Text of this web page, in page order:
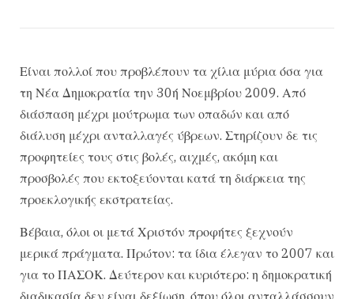
Είναι πολλοί που προβλέπουν τα χίλια μύρια όσα για
τη Νέα Δημοκρατία την 30ή Νοεμβρίου 2009. Από
διάσπαση μέχρι μούτρωμα των οπαδών και από
διάλυση μέχρι ανταλλαγές ύβρεων. Στηρίζουν δε τις
προφητείες τους στις βολές, αιχμές, ακόμη και
προσβολές που εκτοξεύονται κατά τη διάρκεια της
προεκλογικής εκστρατείας.
Βέβαια, όλοι οι μετά Χριστόν προφήτες ξεχνούν
μερικά πράγματα. Πρώτον: τα ίδια έλεγαν το 2007 και
για το ΠΑΣΟΚ. Δεύτερον και κυριότερο: η δημοκρατική